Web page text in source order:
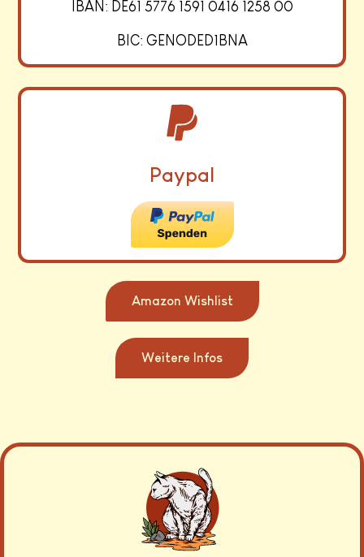
IBAN: DE61 5776 1591 0416 1258 00
BIC: GENODED1BNA
Paypal
Amazon Wishlist
Weitere Infos